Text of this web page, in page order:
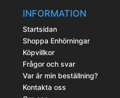
INFORMATION
Startsidan
Shoppa Enhörningar
Köpvillkor
Frågor och svar
Var är min beställning?
Kontakta oss